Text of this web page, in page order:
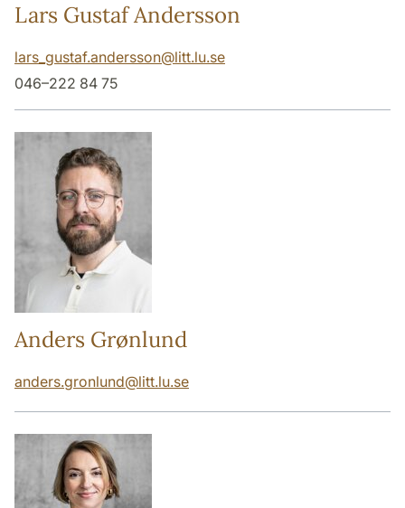
Lars Gustaf Andersson
lars_gustaf.andersson@litt.lu.se
046–222 84 75
Anders Grønlund
anders.gronlund@litt.lu.se